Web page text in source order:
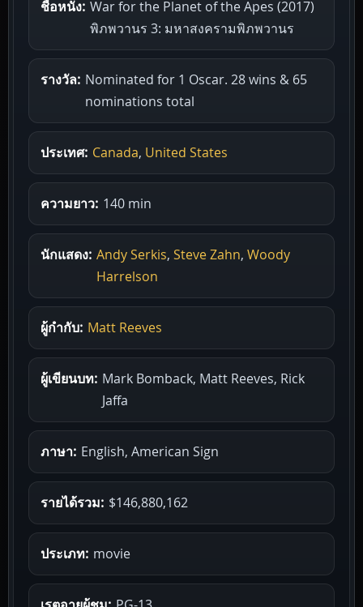
ชื่อหนัง: War for the Planet of the Apes (2017)
พิภพวานร 3: มหาสงครามพิภพวานร
รางวัล: Nominated for 1 Oscar. 28 wins & 65
nominations total
ประเทศ: Canada, United States
ความยาว: 140 min
นักแสดง: Andy Serkis, Steve Zahn, Woody
Harrelson
ผู้กำกับ: Matt Reeves
ผู้เขียนบท: Mark Bomback, Matt Reeves, Rick
Jaffa
ภาษา: English, American Sign
รายได้รวม: $146,880,162
ประเภท: movie